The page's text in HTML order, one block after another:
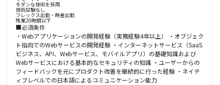
モダンな技術を採用
技術試験なし
フレックス出勤・時差出勤
残業20時間以下
■必須条件
・Webアプリケーションの開発経験（実務経験4年以上） ・オブジェク
ト指向でのWebサービスの開発経験 ・インターネットサービス（SaaS
ビジネス、API、Webサービス、モバイルアプリ）の基礎知識および
Webサービスにおける基本的なセキュリティの知識 ・ユーザーからの
フィードバックを元にプロダクト改善を継続的に行った経験 ・ネイテ
ィブレベルでの日本語によるコミュニケーション能力